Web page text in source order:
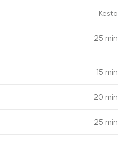
Kesto
25 min
15 min
20 min
25 min